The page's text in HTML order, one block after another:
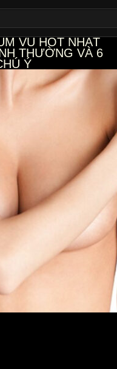
VU HOT NHẤT
THƯỜNG VÀ 6
Ý